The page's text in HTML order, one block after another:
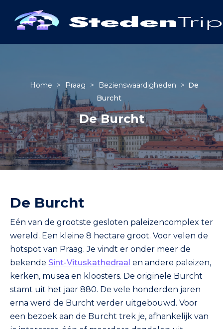
Home > Praag > Bezienswaardigheden > De
Burcht
De Burcht
De Burcht
Eén van de grootste gesloten paleizencomplex ter
wereld. Een kleine 8 hectare groot. Voor velen de
hotspot van Praag. Je vindt er onder meer de
bekende Sint-Vituskathedraal en andere paleizen,
kerken, musea en kloosters. De originele Burcht
stamt uit het jaar 880. De vele honderden jaren
erna werd de Burcht verder uitgebouwd. Voor
een bezoek aan de Burcht trek je, afhankelijk van